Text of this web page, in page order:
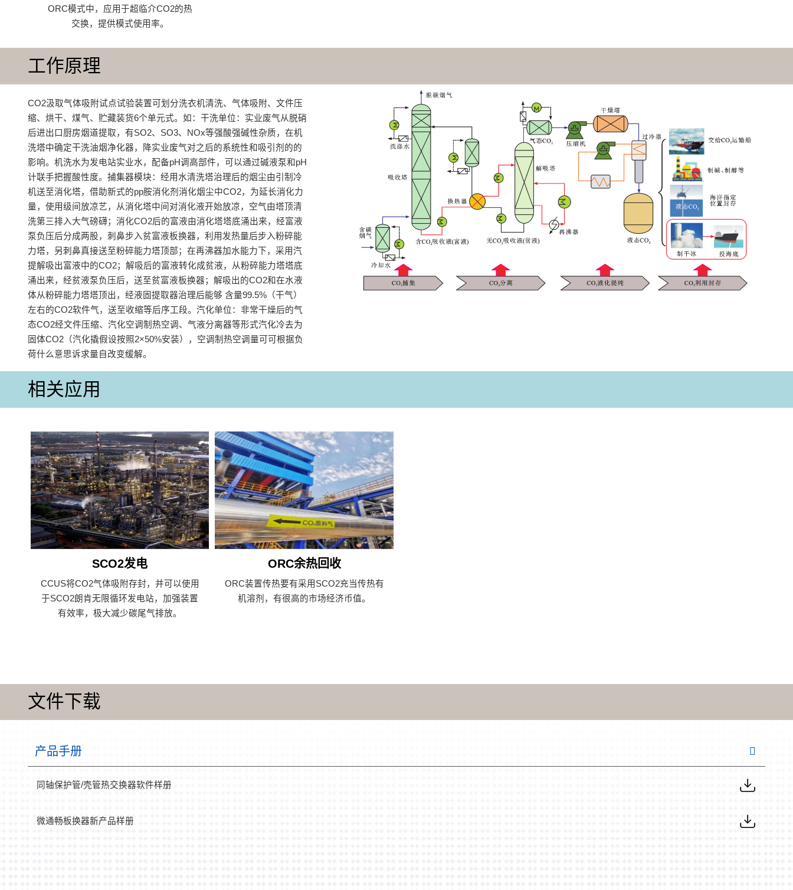
ORC模式中，应用于超临介CO2的热
交换，提供模式使用率。
工作原理
CO2汲取气体吸附试点试验装置可划分洗衣机清洗、气体吸附、文件压
缩、烘干、煤气、贮藏装货6个单元式。如：干洗单位：实业废气从脱硝
后进出口厨房烟道提取，有SO2、SO3、NOx等强酸强碱性杂质，在机
洗塔中确定干洗油烟净化器，降实业废气对之后的系统性和吸引剂的的
影响。机洗水为发电站实业水，配备pH调高部件，可以通过碱液泵和pH
计联手把握酸性度。捕集器模块：经用水清洗塔治理后的烟尘由引制冷
机送至消化塔，借助新式的pp胺消化剂消化烟尘中CO2，为延长消化力
量，使用级间放凉艺，从消化塔中间对消化液开始放凉，空气由塔顶清
洗第三排入大气磅礴；消化CO2后的富液由消化塔塔底涌出来，经富液
泵负压后分成两股，刺鼻步入贫富液板换器，利用发热量后步入粉碎能
力塔，另刺鼻真接送至粉碎能力塔顶部；在再沸器加水能力下，采用汽
提解吸出富液中的CO2；解吸后的富液转化成贫液，从粉碎能力塔塔底
涌出来，经贫液泵负压后，送至贫富液板换器；解吸出的CO2和在水液
体从粉碎能力塔塔顶出，经液固提取器治理后能够 含量99.5%（干气）
左右的CO2软件气，送至收缩等后序工段。汽化单位：非常干燥后的气
态CO2经文件压缩、汽化空调制热空调、气液分离器等形式汽化冷去为
固体CO2（汽化撬假设按照2×50%安装），空调制热空调量可可根据负
荷什么意思诉求量自改变缓解。
相关应用
SCO2发电
CCUS将CO2气体吸附存封，并可以使用
于SCO2朗肯无限循环发电站，加强装置
有效率，极大减少碳尾气排放。
ORC余热回收
ORC装置传热要有采用SCO2充当传热有
机溶剂，有很高的市场经济币值。
文件下载
产品手册
同轴保护管/壳管热交换器软件样册
微通畅板换器新产品样册